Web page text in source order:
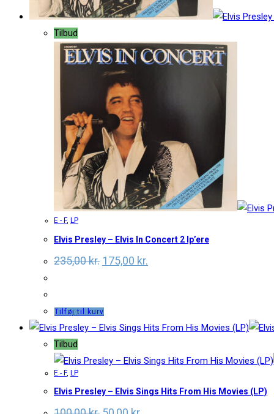
Tilbud
E - F, LP
Elvis Presley – Elvis In Concert 2 lp’ere
235,00kr. Original
price
175,00 kr.
price
Tilføj til kurv
Tilbud
E - F, LP
Elvis Presley – Elvis Sings Hits From His Movies (LP)
Original